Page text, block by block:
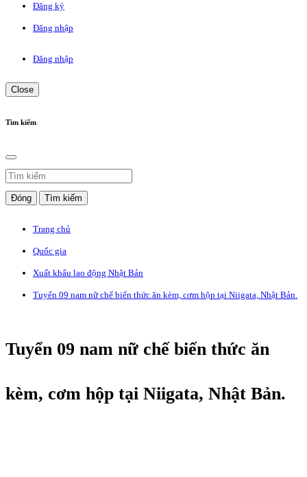
Đăng ký
Đăng nhập
Đăng nhập
Close
Tìm kiếm
Đóng Tìm kiếm
Trang chủ
Quốc gia
Xuất khẩu lao động Nhật Bản
Tuyển 09 nam nữ chế biến thức ăn kèm, cơm hộp tại Niigata, Nhật Bản.
Tuyển 09 nam nữ chế biến thức ăn
kèm, cơm hộp tại Niigata, Nhật Bản.